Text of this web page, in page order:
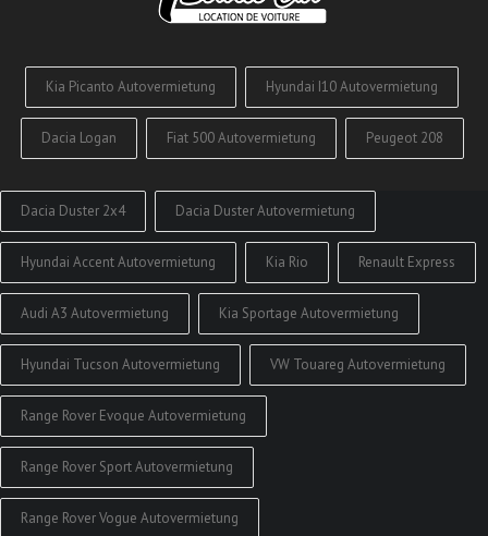
Kia Picanto Autovermietung Hyundai I10 Autovermietung
Dacia Logan Fiat 500 Autovermietung Peugeot 208
Dacia Duster 2x4 Dacia Duster Autovermietung
Hyundai Accent Autovermietung Kia Rio Renault Express
Audi A3 Autovermietung Kia Sportage Autovermietung
Hyundai Tucson Autovermietung VW Touareg Autovermietung
Range Rover Evoque Autovermietung
Range Rover Sport Autovermietung
Range Rover Vogue Autovermietung